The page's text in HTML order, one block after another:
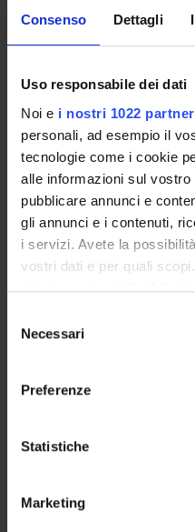
Consenso Dettagli
Uso responsabile dei dati
Noi e i nostri 1022 partner
personali, ad esempio il
tecnologie come i cookie
alle informazioni sul
pubblicare annunci e
gli annunci e i contenuti,
i servizi. Avete la
vostri dati e per quali
privacy sono applicabili
modificare o revocare il
momento dalla
raccogliere
geografica, con
Identificare il tuo
delNecessari
Preferenze
Statistiche
Marketing
GOVERNANCE
SERVIZI DI SEGRETERIA
STRUTTURE DEL
LABORATORI DI RICERCA
CENTRI DI RICERCA
Contatti
Luoghi